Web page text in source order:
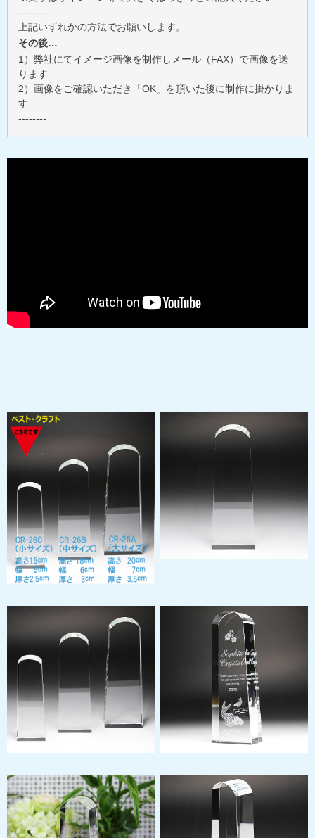
--------
上記いずれかの方法でお願いします。
その後…
1）弊社にてイメージ画像を制作しメール（FAX）で画像を送
ります
2）画像をご確認いただき「OK」を頂いた後に制作に掛かりま
す
--------